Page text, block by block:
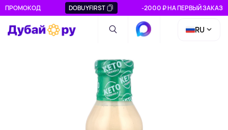
ПРОМОКОД DOBUYFIRST -2000 ₽ НА ПЕРВЫЙ ЗАКАЗ
RU